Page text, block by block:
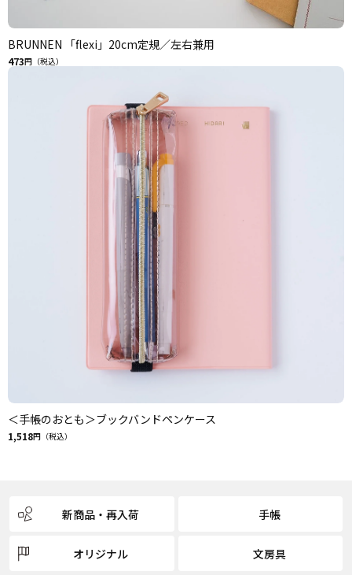
BRUNNEN 「flexi」20cm定規／左右兼用
473円（税込）
＜手帳のおとも＞ブックバンドペンケース
1,518円（税込）
新商品・再入荷 手帳
オリジナル 文房具